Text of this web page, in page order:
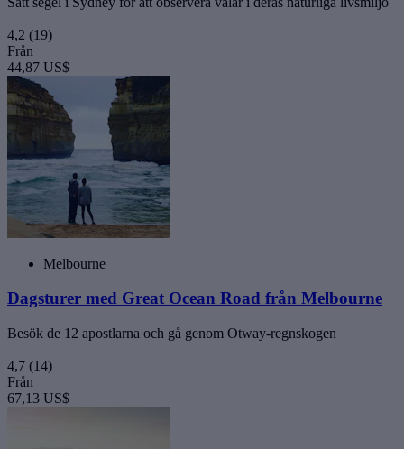
4,2 (19)
Från
44,87 US$
Melbourne
Dagsturer med Great Ocean Road från Melbourne
Besök de 12 apostlarna och gå genom Otway-regnskogen
4,7 (14)
Från
67,13 US$